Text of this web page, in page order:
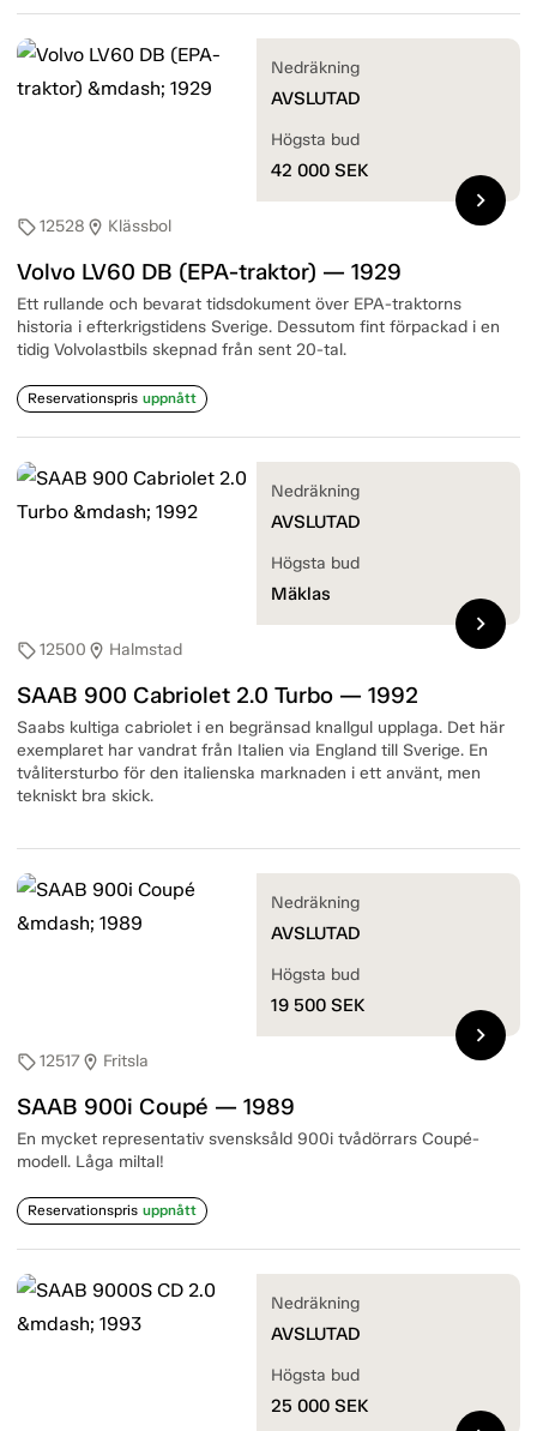
sell12528 location_on Klässbol
Volvo LV60 DB (EPA-traktor) — 1929
Ett rullande och bevarat tidsdokument över EPA-traktorns
historia i efterkrigstidens Sverige. Dessutom fint förpackad i en
tidig Volvolastbils skepnad från sent 20-tal.
Reservationspris uppnått
Nedräkning
AVSLUTAD
Högsta bud
42 000 SEK
chevron_right
sell12500 location_on Halmstad
SAAB 900 Cabriolet 2.0 Turbo — 1992
Saabs kultiga cabriolet i en begränsad knallgul upplaga. Det här
exemplaret har vandrat från Italien via England till Sverige. En
tvålitersturbo för den italienska marknaden i ett använt, men
tekniskt bra skick.
Nedräkning
AVSLUTAD
Högsta bud
Mäklas
chevron_right
sell12517location_on Fritsla
SAAB 900i Coupé — 1989
En mycket representativ svensksåld 900i tvådörrars Coupé-
modell. Låga miltal!
Reservationspris uppnått
Nedräkning
AVSLUTAD
Högsta bud
19 500 SEK
chevron_right
Nedräkning
AVSLUTAD
Högsta bud
25 000 SEK